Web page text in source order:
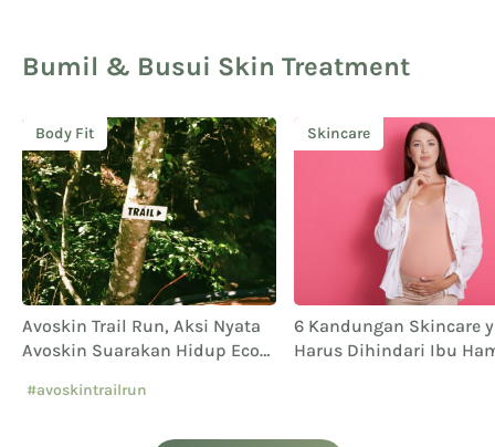
Bumil & Busui Skin Treatment
Body Fit
Avoskin Trail Run, Aksi Nyata
Avoskin Suarakan Hidup Eco
#avoskintrailrun
Skincare
6 Kandungan Skincare
Harus Dihindari Ibu